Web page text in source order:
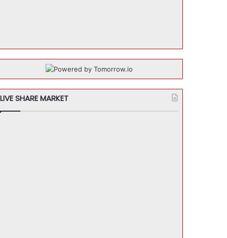
LIVE SHARE MARKET